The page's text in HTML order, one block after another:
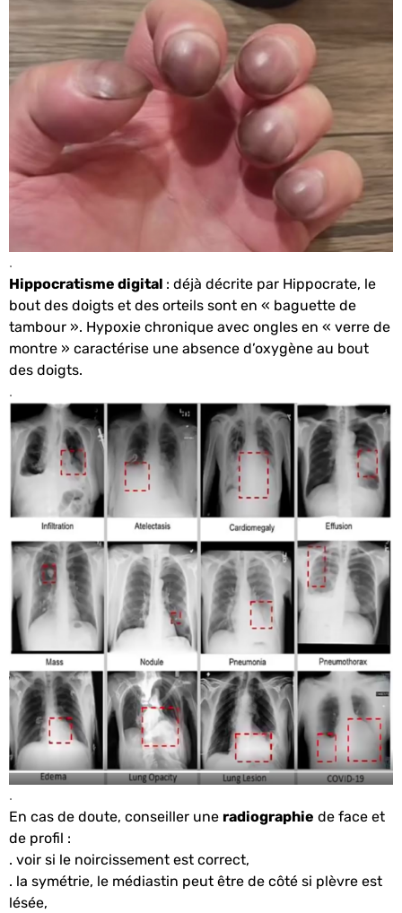
.
Hippocratisme digital : déjà décrite par Hippocrate, le
bout des doigts et des orteils sont en « baguette de
tambour ». Hypoxie chronique avec ongles en « verre de
montre » caractérise une absence d’oxygène au bout
des doigts.
.
.
En cas de doute, conseiller une radiographie de face et
de profil :
. voir si le noircissement est correct,
. la symétrie, le médiastin peut être de côté si plèvre est
lésée,